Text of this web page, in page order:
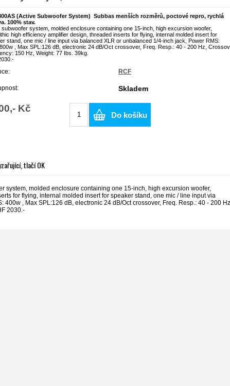
(Active Subwoofer System) Subbas menších rozměrů, poctové repro, rychlá
100% stav.
subwoofer system, molded enclosure containing one 15-inch, high excursion woofer,
high efficiency amplifier design, threaded inserts for flying, internal molded insert for
stand, one mic / line input via balanced XLR or unbalanced 1/4-inch jack, Power RMS:
, Max SPL:126 dB, electronic 24 dB/Oct crossover, Freq. Resp.: 40 - 200 Hz,
150 Hz, Weight: 77 Ibs. 39kg.
RCF
Skladem
Kč
Do košíku
tlačí OK
system, molded enclosure containing one 15-inch, high excursion woofer,
for flying, internal molded insert for speaker stand, one mic / line input via
, Max SPL:126 dB, electronic 24 dB/Oct crossover, Freq. Resp.: 40 - 200 Hz,
2030.-